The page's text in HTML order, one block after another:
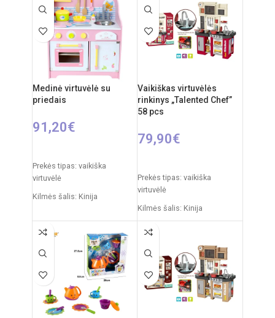
Virtuvėlės išmatavimai: 33 x
34,5 x 72,5 cm
Produkto medžiaga: plastikas
Rekomenduojamas amžius:
nuo 3 metų
Elementai: 3 x AA
(nepridedamos)
Rekomenduojamas amžius:
nuo 3 metų
Medinė virtuvėlė su
priedais
91,20€
Prekės tipas: vaikiška
virtuvėlė
Kilmės šalis: Kinija
20,5 x 33 cm
Virtuvėlės išmatavimai: 63 x
48 x 30 cm
Svoris: 8 kg
Produkto medžiaga: mediena
Rekomenduojamas amžius:
Vaikiškas virtuvėlės
rinkinys „Talented Chef”
58 pcs
79,90€
Prekės tipas: vaikiška
virtuvėlė
Kilmės šalis: Kinija
55 x 63 cm
Virtuvėlės išmatavimai: 35 x
63 x 84 cm
Produkto medžiaga: plastikas